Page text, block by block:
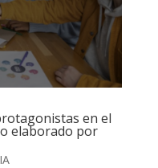
en el
elaborado por